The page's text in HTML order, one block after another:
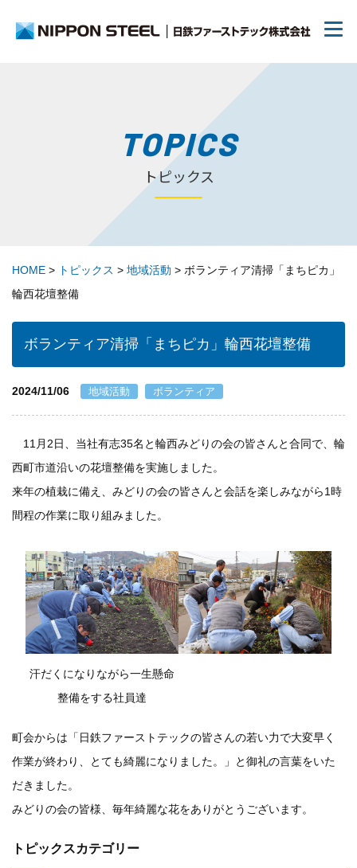
日鉄ファーストテックについて
リクルート
トピックス
お問い合わせ
資材購買(業者様へ)
TOPICS
トピックス
HOME > トピックス > 地域活動 > ボランティア清掃「まちピカ」
輪西花壇整備
トピックスカテゴリー
ボランティア清掃「まちピカ」輪西花壇整備
2024/11/06 地域活動 ボランティア
11月2日、当社有志35名と輪西みどりの会の皆さんと合同で、輪
西町市道沿いの花壇整備を実施しました。
来年の植栽に備え、みどりの会の皆さんと会話を楽しみながら1時
間程の作業に取り組みました。
汗だくになりながら一生懸命
整備をする社員達
町会からは「日鉄ファーストテックの皆さんの若い力で大変早く
作業が終わり、とても綺麗になりました。」と御礼の言葉をいた
だきました。
みどりの会の皆様、毎年綺麗な花をありがとうございます。